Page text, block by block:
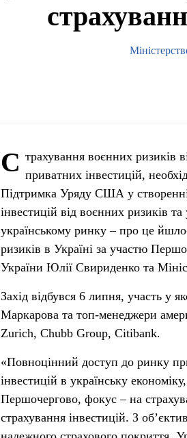
С трахування воєнних ризиків
приватних інвестицій,
Підтримка Уряду США у
інвестицій від воєнних ризиків
українському ринку – про це
ризиків в Україні за участю
України Юлії Свириденко та
Захід відбувся 6 липня, участь
Маркарова та топ-менеджери
Zurich, Chubb Group, Citibank.
«Повноцінний доступ до ринку
інвестицій в українську
Першочергово, фокус – на
страхування інвестицій. З